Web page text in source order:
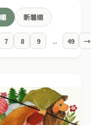
→
→
遊び方が変わるお
）マーク付き
新着順
7 8 9 ... 49 →